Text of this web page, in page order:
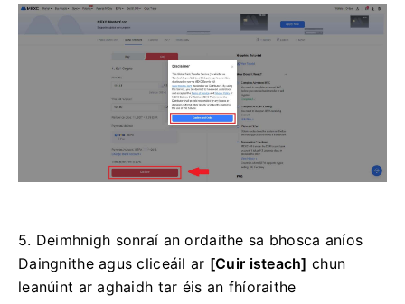
5. Deimhnigh sonraí an ordaithe sa bhosca aníos
Daingnithe agus cliceáil ar [Cuir isteach] chun
leanúint ar aghaidh tar éis an fhíoraithe